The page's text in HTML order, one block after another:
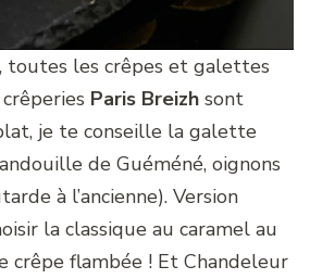
toutes les crêpes et galettes
Paris Breizh sont
je te conseille la galette
de Guéméné, oignons
à l’ancienne). Version
la classique au caramel au
crêpe flambée ! Et Chandeleur